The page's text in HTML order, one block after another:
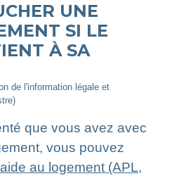
UNE
SI LE
À SA
de l'information légale et
que vous avez avec
vous pouvez
aide au logement (APL,